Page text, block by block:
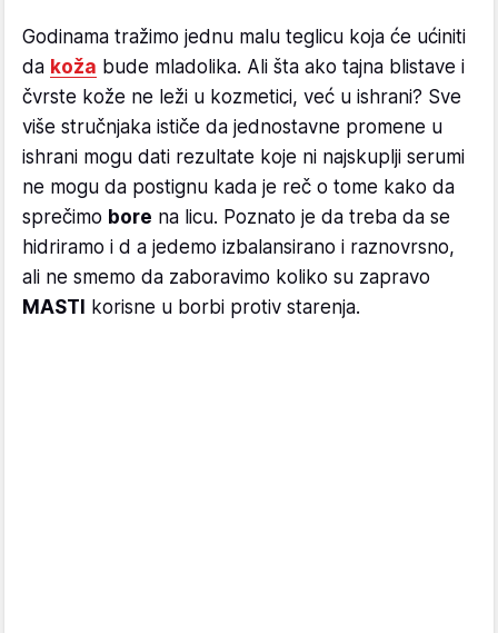
Godinama tražimo jednu malu teglicu koja će ućiniti
da koža bude mladolika. Ali šta ako tajna blistave i
čvrste kože ne leži u kozmetici, već u ishrani? Sve
više stručnjaka ističe da jednostavne promene u
ishrani mogu dati rezultate koje ni najskuplji serumi
ne mogu da postignu kada je reč o tome kako da
sprečimo bore na licu. Poznato je da treba da se
hidriramo i d a jedemo izbalansirano i raznovrsno,
ali ne smemo da zaboravimo koliko su zapravo
MASTI korisne u borbi protiv starenja.